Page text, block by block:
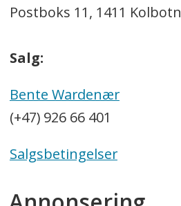
Postboks 11, 1411 Kolbotn
Salg:
Bente Wardenær
(+47) 926 66 401
Salgsbetingelser